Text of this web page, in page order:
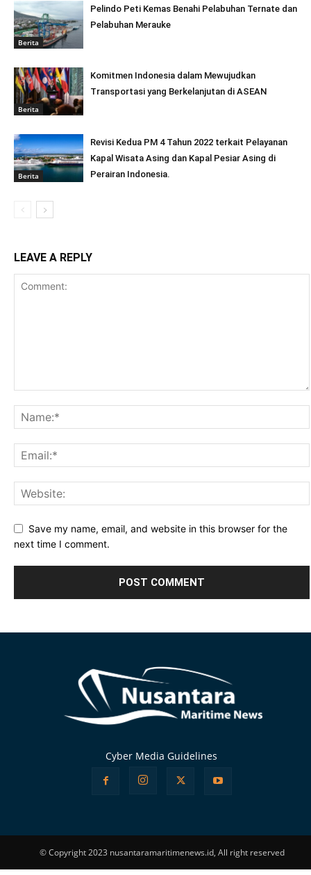
Berita
Pelindo Peti Kemas Benahi Pelabuhan Ternate dan
Pelabuhan Merauke
Berita
Komitmen Indonesia dalam Mewujudkan
Transportasi yang Berkelanjutan di ASEAN
Berita
Revisi Kedua PM 4 Tahun 2022 terkait Pelayanan
Kapal Wisata Asing dan Kapal Pesiar Asing di
Perairan Indonesia.
LEAVE A REPLY
Save my name, email, and website in this browser for the
next time I comment.
Cyber Media Guidelines
© Copyright 2023 nusantaramaritimenews.id, All right reserved